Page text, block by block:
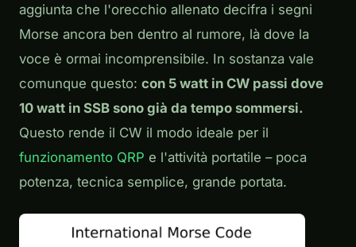
aggiunta che l'orecchio allenato decifra i segni
Morse ancora ben dentro al rumore, là dove la
voce è ormai incomprensibile. In sostanza vale
comunque questo: con 5 watt in CW passi dove
10 watt in SSB sono già da tempo sommersi.
Questo rende il CW il modo ideale per il
funzionamento QRP e l'attività portatile – poca
potenza, tecnica semplice, grande portata.